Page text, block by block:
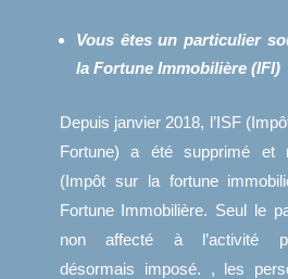
Vous êtes un particulier
la Fortune Immobilière (IFI)
Depuis janvier 2018, l’ISF
Fortune) a été supprimé et
(Impôt sur la fortune
Fortune Immobilière. Seul le
non affecté à l’activité
désormais imposé. , les